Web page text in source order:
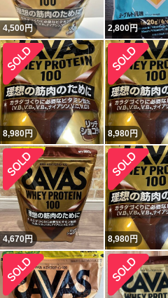
4,500円 2,800円
8,980円 8,980円
4,670円 8,980円